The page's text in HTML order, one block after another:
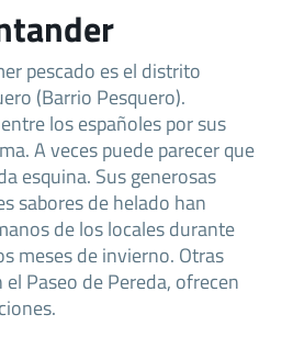
pescado es el distrito
(Barrio Pesquero).
los españoles por sus
A veces puede parecer que
esquina. Sus generosas
sabores de helado han
de los locales durante
meses de invierno. Otras
Paseo de Pereda, ofrecen